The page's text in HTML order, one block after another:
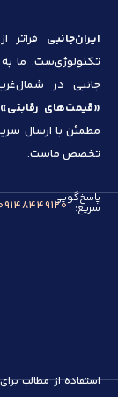
ایران‌جانبی فراتر
تکنولوژی‌ست. ما
جانبی در
«قیمت‌های رقابتی»
مطمئن با ارسال
تخصص ماست.
پاسخ‌گویی
سریع:
استفاده از مطالب